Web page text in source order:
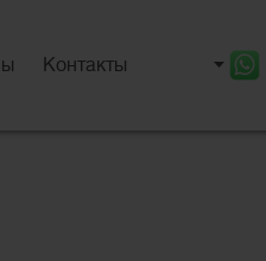
Контакты